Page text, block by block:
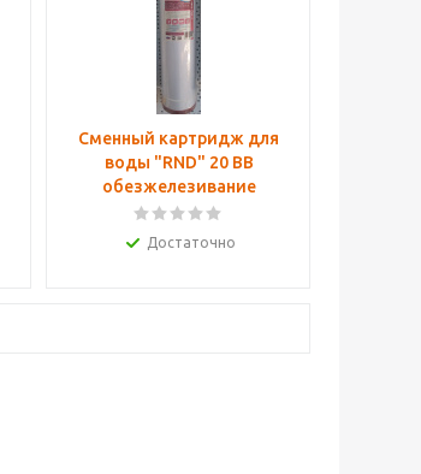
Сменный картридж для
воды "RND" 20 ВВ
обезжелезивание
Достаточно